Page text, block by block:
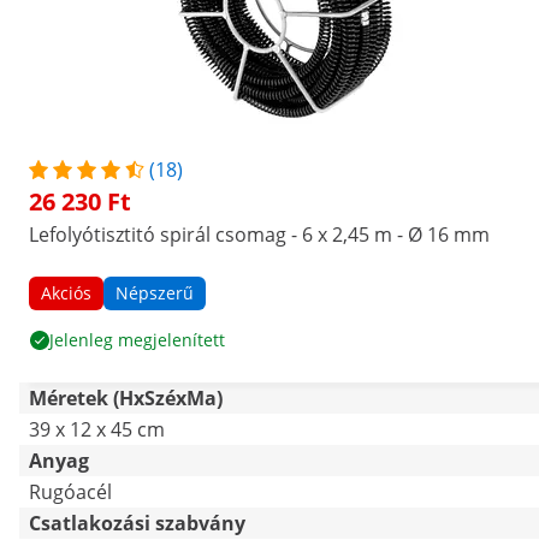
(18)
26 230 Ft
Lefolyótisztitó spirál csomag - 6 x 2,45 m - Ø 16 mm
Akciós Népszerű
Jelenleg megjelenített
Méretek (HxSzéxMa)
39 x 12 x 45 cm
Anyag
Rugóacél
Csatlakozási szabvány